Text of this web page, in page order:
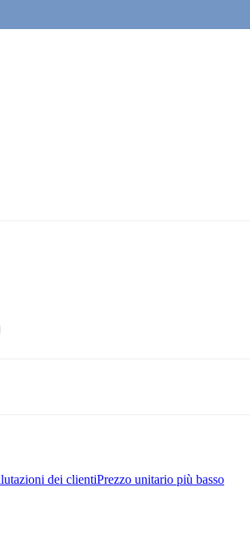
dei clientiPrezzo unitario più basso